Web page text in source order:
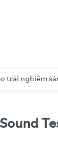
trải nghiệm